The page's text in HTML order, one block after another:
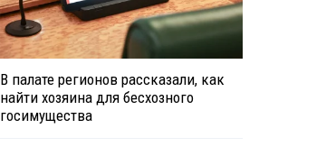
В палате регионов рассказали, как
найти хозяина для бесхозного
госимущества